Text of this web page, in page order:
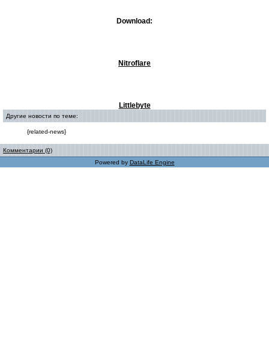
Download:
Nitroflare
Littlebyte
Другие новости по теме:
{related-news}
Комментарии (0)
Powered by DataLife Engine